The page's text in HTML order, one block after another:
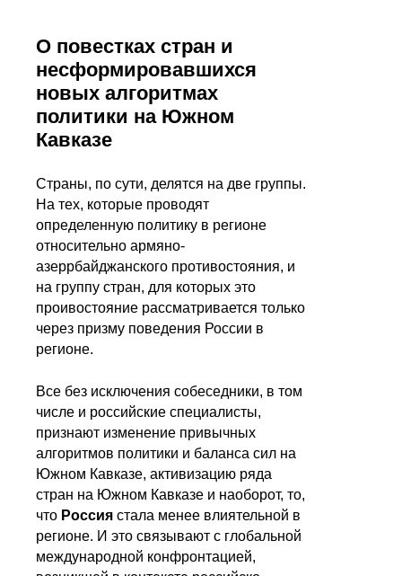
О повестках стран и
несформировавшихся
новых алгоритмах
политики на Южном
Кавказе
Страны, по сути, делятся на две группы.
На тех, которые проводят
определенную политику в регионе
относительно армяно-
азеррбайджанского противостояния, и
на группу стран, для которых это
проивостояние рассматривается только
через призму поведения России в
регионе.
Все без исключения собеседники, в том
числе и российские специалисты,
признают изменение привычных
алгоритмов политики и баланса сил на
Южном Кавказе, активизацию ряда
стран на Южном Кавказе и наоборот, то,
что Россия стала менее влиятельной в
регионе. И это связывают с глобальной
международной конфронтацией,